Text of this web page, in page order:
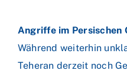
Angriffe im Persischen
Während weiterhin
Teheran derzeit noch